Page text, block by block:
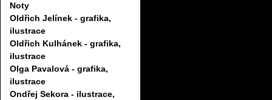
Noty
Oldřich Jelínek - grafika,
ilustrace
Oldřich Kulhánek - grafika,
ilustrace
Olga Pavalová - grafika,
ilustrace
Ondřej Sekora - ilustrace,